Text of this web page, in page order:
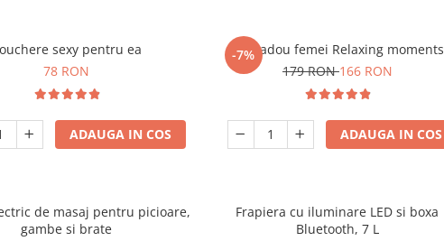
sexy pentru ea
78 RON
ADAUGA IN COS
-7%
Set cadou femei Relaxing moments
179 RON166 RON
ADAUGA IN COS
de masaj pentru picioare,
gambe si brate
Frapiera cu iluminare LED si boxa
Bluetooth, 7 L